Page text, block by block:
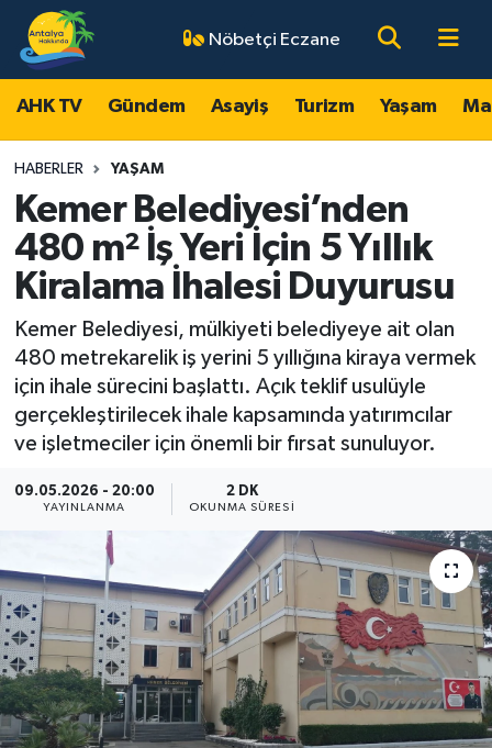
Nöbetçi Eczane
AHK TV Gündem Asayiş Turizm Yaşam
HABERLER YAŞAM
Kemer Belediyesi’nden
480 m² İş Yeri İçin 5 Yıllık
Kiralama İhalesi Duyurusu
Kemer Belediyesi, mülkiyeti belediyeye ait olan
480 metrekarelik iş yerini 5 yıllığına kiraya vermek
için ihale sürecini başlattı. Açık teklif usulüyle
gerçekleştirilecek ihale kapsamında yatırımcılar
ve işletmeciler için önemli bir fırsat sunuluyor.
09.05.2026 - 20:00
YAYINLANMA
2 DK
OKUNMA SÜRESI
AHK TV
Gündem
Turizm
Magazin
Ekonomi
Dünya
Resmi Reklamlar
Antalya Nöbetçi Eczaneler
Antalya Hava Durumu
Antalya Namaz Vakitleri
Antalya Trafik Yoğunluk Haritası
Süper Lig Puan Durumu ve Fikstür
Tüm Manşetler
Son Dakika Haberleri